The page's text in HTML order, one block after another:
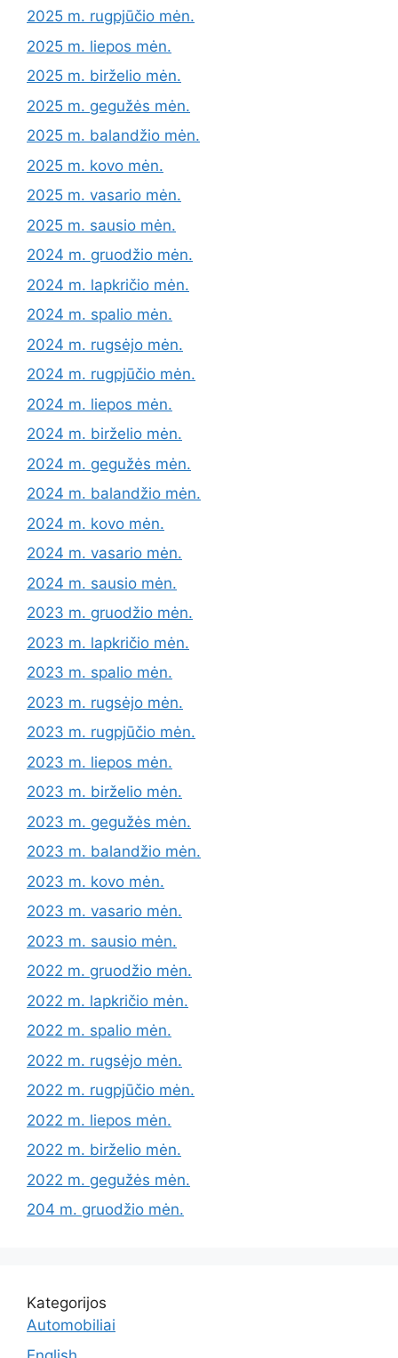
2025 m. rugpjūčio mėn.
2025 m. liepos mėn.
2025 m. birželio mėn.
2025 m. gegužės mėn.
2025 m. balandžio mėn.
2025 m. kovo mėn.
2025 m. vasario mėn.
2025 m. sausio mėn.
2024 m. gruodžio mėn.
2024 m. lapkričio mėn.
2024 m. spalio mėn.
2024 m. rugsėjo mėn.
2024 m. rugpjūčio mėn.
2024 m. liepos mėn.
2024 m. birželio mėn.
2024 m. gegužės mėn.
2024 m. balandžio mėn.
2024 m. kovo mėn.
2024 m. vasario mėn.
2024 m. sausio mėn.
2023 m. gruodžio mėn.
2023 m. lapkričio mėn.
2023 m. spalio mėn.
2023 m. rugsėjo mėn.
2023 m. rugpjūčio mėn.
2023 m. liepos mėn.
2023 m. birželio mėn.
2023 m. gegužės mėn.
2023 m. balandžio mėn.
2023 m. kovo mėn.
2023 m. vasario mėn.
2023 m. sausio mėn.
2022 m. gruodžio mėn.
2022 m. lapkričio mėn.
2022 m. spalio mėn.
2022 m. rugsėjo mėn.
2022 m. rugpjūčio mėn.
2022 m. liepos mėn.
2022 m. birželio mėn.
2022 m. gegužės mėn.
204 m. gruodžio mėn.
Kategorijos
Automobiliai